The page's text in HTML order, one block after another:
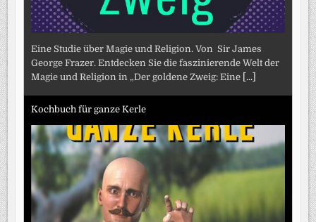
Eine Studie über Magie und Religion. Von Sir James
George Frazer. Entdecken Sie die faszinierende Welt der
Magie und Religion in „Der goldene Zweig: Eine [...]
Kochbuch für ganze Kerle